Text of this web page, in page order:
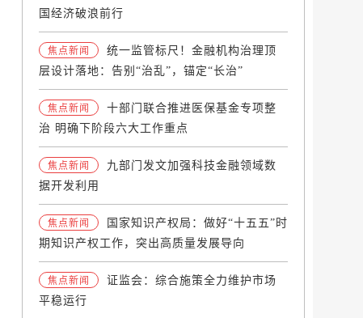
国经济破浪前行
焦点新闻
统一监管标尺！金融机构治理顶
层设计落地：告别“治乱”，锚定“长治”
焦点新闻
十部门联合推进医保基金专项整
治 明确下阶段六大工作重点
焦点新闻
九部门发文加强科技金融领域数
据开发利用
焦点新闻
国家知识产权局：做好“十五五”时
期知识产权工作，突出高质量发展导向
焦点新闻
证监会：综合施策全力维护市场
平稳运行